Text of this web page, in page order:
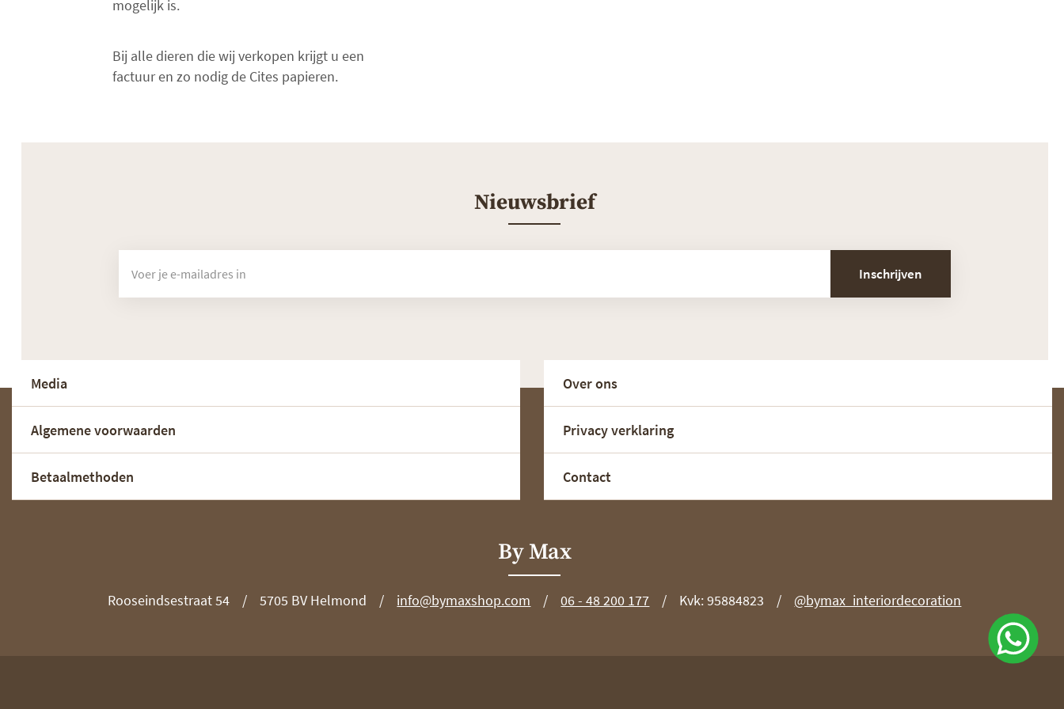
mogelijk is.
Bij alle dieren die wij verkopen krijgt u een
factuur en zo nodig de Cites papieren.
Nieuwsbrief
Inschrijven
Media Over ons
Algemene voorwaarden Privacy verklaring
Betaalmethoden Contact
By Max
Rooseindsestraat 54 5705 BV Helmond info@bymaxshop.com 06 - 48 200 177 Kvk: 95884823 @bymax_interiordecoration